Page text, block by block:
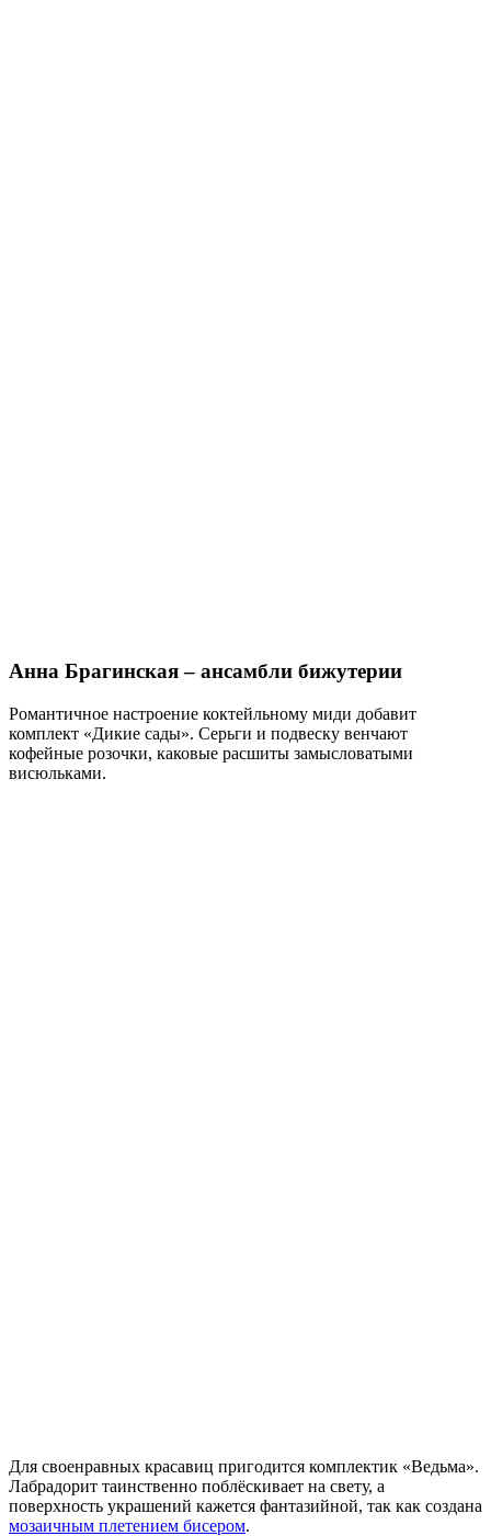
Анна Брагинская – ансамбли бижутерии
Романтичное настроение коктейльному миди добавит
комплект «Дикие сады». Серьги и подвеску венчают
кофейные розочки, каковые расшиты замысловатыми
висюльками.
Для своенравных красавиц пригодится комплектик «Ведьма».
Лабрадорит таинственно поблёскивает на свету, а
поверхность украшений кажется фантазийной, так как создана
мозаичным плетением бисером.